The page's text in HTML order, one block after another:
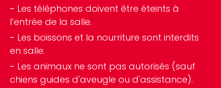
Les téléphones doivent être éteints à
l’entrée de la salle.
Les boissons et la nourriture sont interdits
en salle.
Les animaux ne sont pas autorisés (sauf
chiens guides d'aveugle ou d'assistance).